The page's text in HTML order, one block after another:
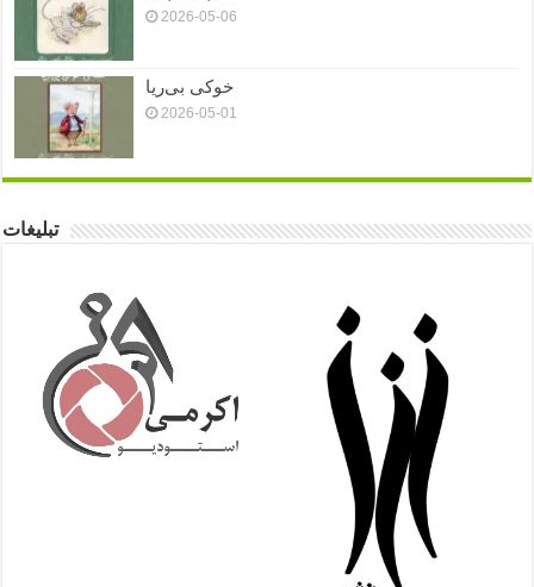
2026-05-06
خوکی بی‌ریا
2026-05-01
تبلیغات